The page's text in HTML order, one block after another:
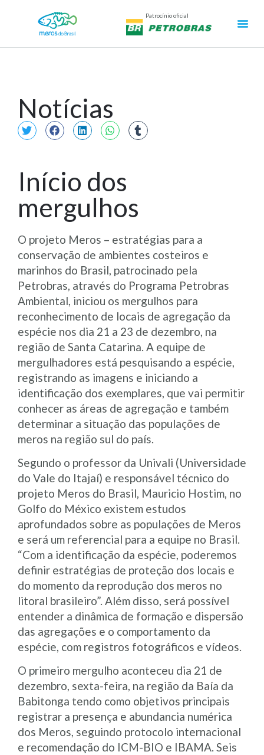
Patrocínio oficial
Notícias
Início dos
mergulhos
O projeto Meros – estratégias para a
conservação de ambientes costeiros e
marinhos do Brasil, patrocinado pela
Petrobras, através do Programa Petrobras
Ambiental, iniciou os mergulhos para
reconhecimento de locais de agregação da
espécie nos dia 21 a 23 de dezembro, na
região de Santa Catarina. A equipe de
mergulhadores está pesquisando a espécie,
registrando as imagens e iniciando a
identificação dos exemplares, que vai permitir
conhecer as áreas de agregação e também
determinar a situação das populações de
meros na região sul do país.
Segundo o professor da Univali (Universidade
do Vale do Itajaí) e responsável técnico do
projeto Meros do Brasil, Mauricio Hostim, no
Golfo do México existem estudos
aprofundados sobre as populações de Meros
e será um referencial para a equipe no Brasil.
“Com a identificação da espécie, poderemos
definir estratégias de proteção dos locais e
do momento da reprodução dos meros no
litoral brasileiro”. Além disso, será possível
entender a dinâmica de formação e dispersão
das agregações e o comportamento da
espécie, com registros fotográficos e vídeos.
O primeiro mergulho aconteceu dia 21 de
dezembro, sexta-feira, na região da Baía da
Babitonga tendo como objetivos principais
registrar a presença e abundancia numérica
dos Meros, seguindo protocolo internacional
e recomendação do ICM-BIO e IBAMA. Seis